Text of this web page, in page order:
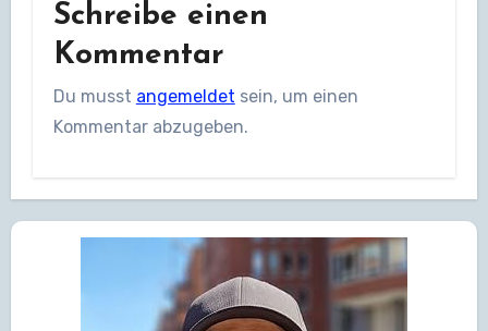
Schreibe einen
Kommentar
Du musst angemeldet sein, um einen
Kommentar abzugeben.